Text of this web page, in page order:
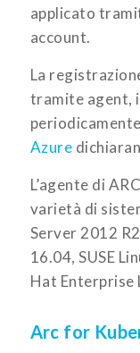
applicato
account.
La
tramite agent,
Azure
L’agente di
varietà di
Server 2012
16.04, SUSE
Hat Enterprise
Arc for